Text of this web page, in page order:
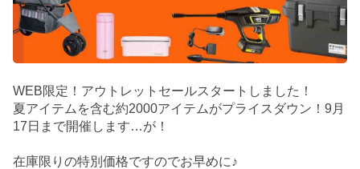
WEB限定！アウトレットセールスタートしました！
夏アイテムを含む約2000アイテムがプライスダウン！9月
17日まで開催します…が！
在庫限りの特別価格ですのでお早めに♪